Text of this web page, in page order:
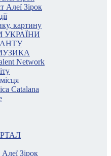
Алеї Зірок
картину
УКРАЇНИ
МУЗИКА
Network
Catalana
Зірок